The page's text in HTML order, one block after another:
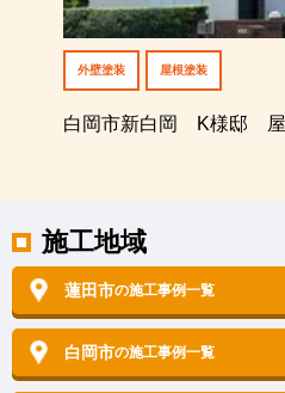
外壁塗装 屋根塗装
白岡市新白岡 K様邸 屋
施工地域
蓮田市の施工事例一覧
白岡市の施工事例一覧